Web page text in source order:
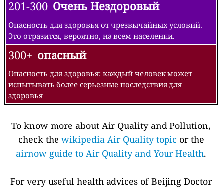
201-300 Очень Нездоровый
Опасность для здоровья от чрезвычайных условий.
Это отразится, вероятно, на всем населении.
300+ опасный
Опасность для здоровья: каждый человек может
испытывать более серьезные последствия для
здоровья
To know more about Air Quality and Pollution,
check the wikipedia Air Quality topic or the
airnow guide to Air Quality and Your Health.
For very useful health advices of Beijing Doctor